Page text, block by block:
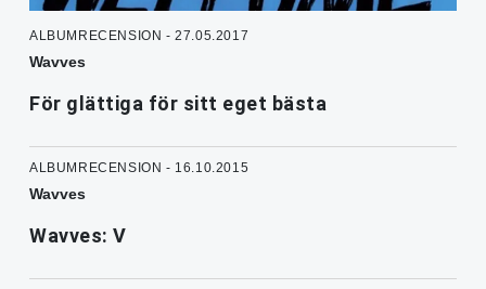
ALBUMRECENSION - 27.05.2017
Wavves
För glättiga för sitt eget bästa
ALBUMRECENSION - 16.10.2015
Wavves
Wavves: V